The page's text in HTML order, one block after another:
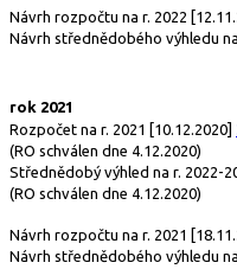
Návrh rozpočtu na r. 2022
Návrh střednědobého výhledu
rok 2021
Rozpočet na r. 2021 [10.12.2020]
(RO schválen dne 4.12.2020)
Střednědobý výhled na r. 2022-
(RO schválen dne 4.12.2020)
Návrh rozpočtu na r. 2021
Návrh střednědobého výhledu